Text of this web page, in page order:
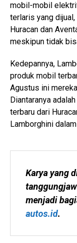
mobil-mobil
terlaris yang
Huracan dan
meskipun tidak
Kedepannya,
produk mobil
Agustus ini
Diantaranya
terbaru dari
Lamborghini
Karya yang
autos.id.